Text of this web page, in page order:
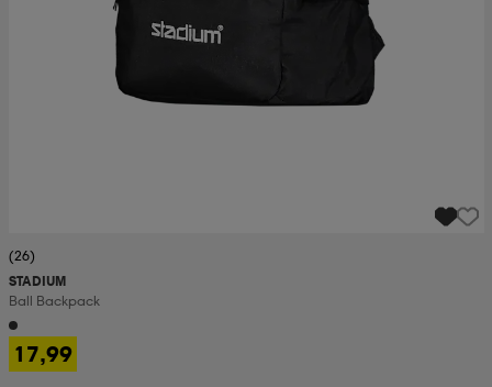
(26)
STADIUM
Ball Backpack
17,99